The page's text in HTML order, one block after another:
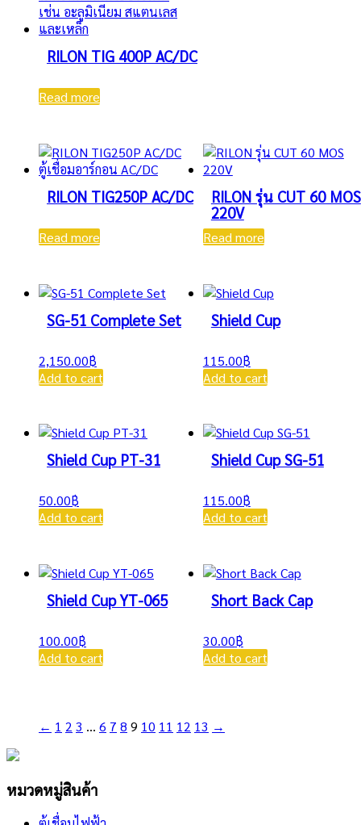
RILON TIG 400P AC/DC
Read more
RILON TIG250P AC/DC
Read more
RILON รุ่น CUT 60 MOS
220V
Read more
SG-51 Complete Set
2,150.00฿
Add to cart
Shield Cup
115.00฿
Add to cart
Shield Cup PT-31
50.00฿
Add to cart
Shield Cup SG-51
115.00฿
Add to cart
Shield Cup YT-065
100.00฿
Add to cart
Short Back Cap
30.00฿
Add to cart
← 1 2 3 … 6 7 8 9 10 11 12 13 →
หมวดหมู่สินค้า